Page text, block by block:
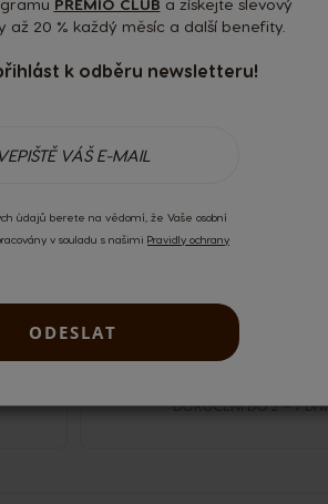
až 20 % každý měsíc a další benefity.
k odběru newsletteru!
údajů berete na vědomí, že Vaše osobní
v souladu s našimi Pravidly ochrany
ODESLAT
senebo sivytvořte účet
DORUČENÍ DO 2 – 7 DNÍ